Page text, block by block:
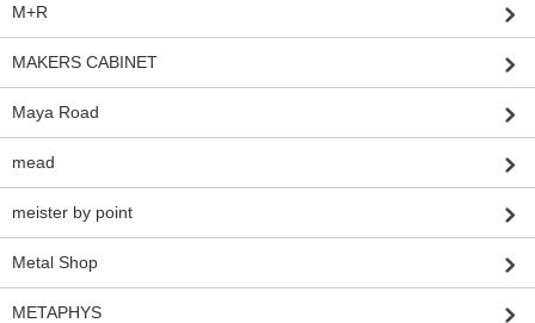
M+R
MAKERS CABINET
Maya Road
mead
meister by point
Metal Shop
METAPHYS